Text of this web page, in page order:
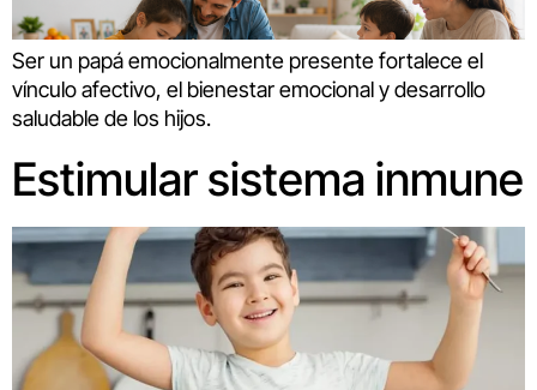
Ser un papá emocionalmente presente fortalece el
vínculo afectivo, el bienestar emocional y desarrollo
saludable de los hijos.
Estimular sistema inmune